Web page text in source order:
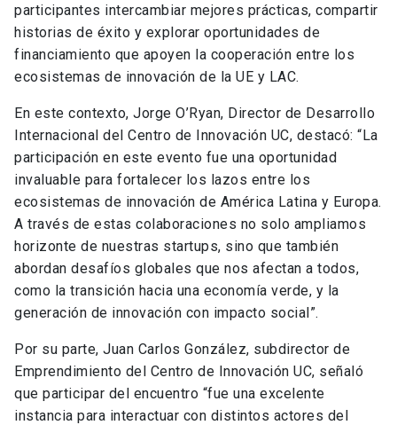
participantes intercambiar mejores prácticas, compartir
historias de éxito y explorar oportunidades de
financiamiento que apoyen la cooperación entre los
ecosistemas de innovación de la UE y LAC.
En este contexto, Jorge O’Ryan, Director de Desarrollo
Internacional del Centro de Innovación UC, destacó: “La
participación en este evento fue una oportunidad
invaluable para fortalecer los lazos entre los
ecosistemas de innovación de América Latina y Europa.
A través de estas colaboraciones no solo ampliamos
horizonte de nuestras startups, sino que también
abordan desafíos globales que nos afectan a todos,
como la transición hacia una economía verde, y la
generación de innovación con impacto social”.
Por su parte, Juan Carlos González, subdirector de
Emprendimiento del Centro de Innovación UC, señaló
que participar del encuentro “fue una excelente
instancia para interactuar con distintos actores del